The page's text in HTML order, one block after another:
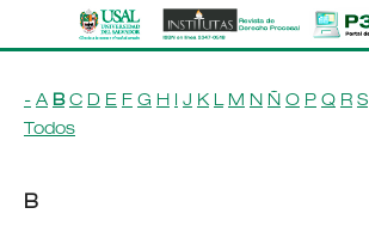
- A B C D E F G H I J K L M N Ñ O P Q R S
Todos
B